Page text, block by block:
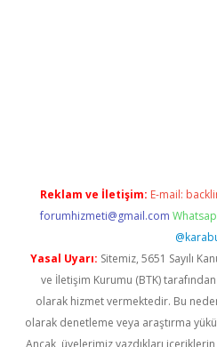
Reklam ve İletişim: E-mail:
forumhizmeti@gmail.com
Yasal Uyarı: Sitemiz, 5651 Sayılı
ve İletişim Kurumu (BTK)
olarak hizmet vermektedir. Bu
olarak denetleme veya araştırma
Ancak, üyelerimiz yazdıkları